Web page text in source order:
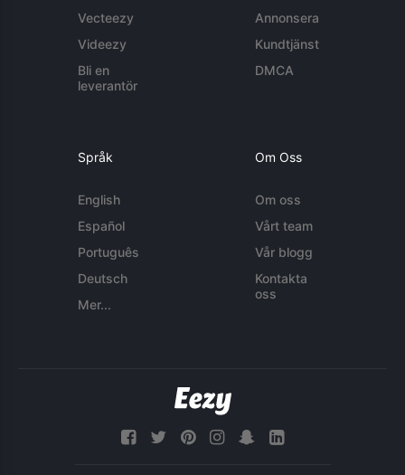
Vecteezy
Videezy
Bli en
leverantör
Annonsera
Kundtjänst
DMCA
Språk
English
Español
Português
Deutsch
Mer...
Om Oss
Om oss
Vårt team
Vår blogg
Kontakta
oss